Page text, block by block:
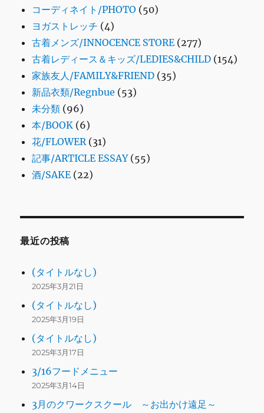
コーディネイト/PHOTO (50)
ヨガストレッチ (4)
古着メンズ/INNOCENCE STORE (277)
古着レディース＆キッズ/LEDIES&CHILD (154)
家族友人/FAMILY&FRIEND (35)
新品衣類/Regnbue (53)
未分類 (96)
本/BOOK (6)
花/FLOWER(31)
記事/ARTICLE ESSAY(55)
酒/SAKE (22)
最近の投稿
(タイトルなし)
2025年3月21日
(タイトルなし)
2025年3月19日
(タイトルなし)
2025年3月17日
3/16フードメニュー
2025年3月14日
3月のクワークスクール ～お出かけ遠足～